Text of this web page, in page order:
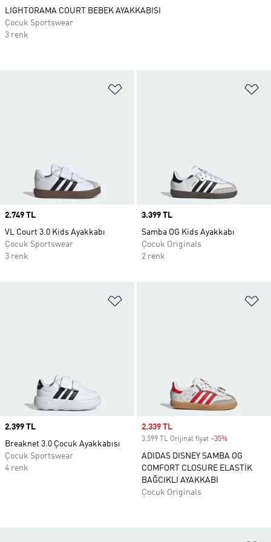
Price
2.749 TL
VL Court 3.0 Kids Ayakkabı
Çocuk Sportswear
3 renk
Price
3.399 TL
Samba OG Kids Ayakkabı
Çocuk Originals
2 renk
Price
2.399 TL
Breaknet 3.0 Çocuk Ayakkabısı
Çocuk Sportswear
4 renk
Sale price
2.339 TL
3.599 TL Orijinal fiyat -35%
ADIDAS DISNEY SAMBA OG
COMFORT CLOSURE ELASTİK
BAĞCIKLI AYAKKABI
Çocuk Originals
LIGHTORAMA COURT BEBEK AYAKKABISI
Çocuk Sportswear
3 renk